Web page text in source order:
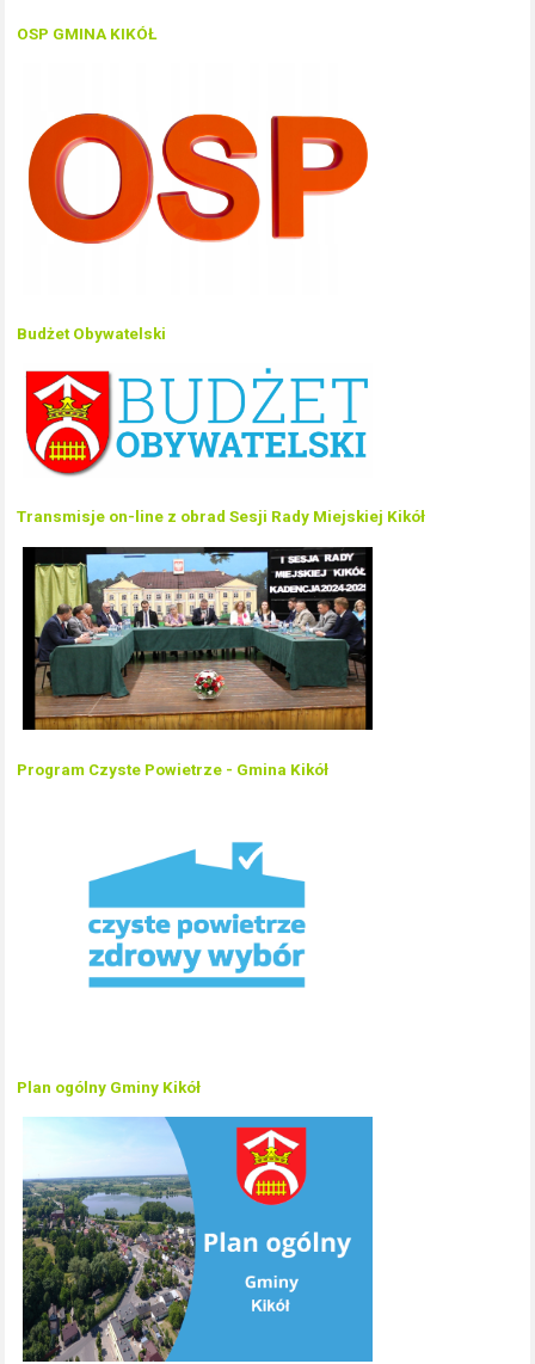
OSP GMINA KIKÓŁ
Budżet Obywatelski
Transmisje on-line z obrad Sesji Rady Miejskiej Kikół
Program Czyste Powietrze - Gmina Kikół
Plan ogólny Gminy Kikół